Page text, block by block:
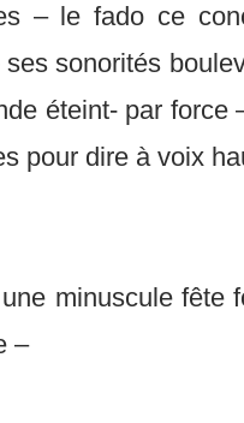
– le fado ce
sonorités
éteint- par force
pour dire à voix
minuscule fête
–